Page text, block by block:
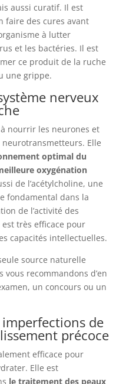
aussi curatif. Il est
faire des cures avant
à lutter
et les bactéries. Il est
ce produit de la ruche
une grippe.
nerveux
nourrir les neurones et
Elle
optimal du
oxygénation
de l’acétylcholine, une
fondamental dans la
de l’activité des
très efficace pour
capacités intellectuelles.
source naturelle
vous recommandons d’en
un concours ou un
de
précoce
efficace pour
Elle est
le traitement des peaux